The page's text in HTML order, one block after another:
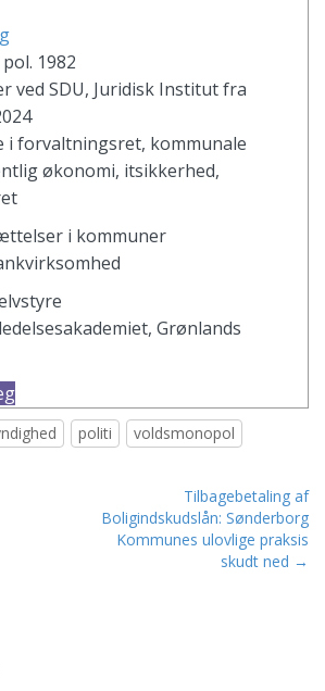
1982
ved SDU, Juridisk Institut fra
i forvaltningsret, kommunale
økonomi, itsikkerhed,
i kommuner
Grønlands
politi voldsmonopol
Tilbagebetaling af
Boligindskudslån: Sønderborg
Kommunes ulovlige praksis
skudt ned →